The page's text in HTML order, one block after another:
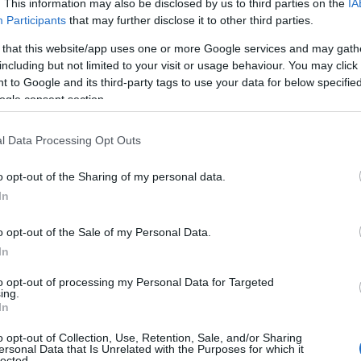
This information may also be disclosed by us to third parties on the
Participants that may further disclose it to other third parties.
that this website/app uses one or more Google services and may
but not limited to your visit or usage behaviour. You may
to Google and its third-party tags to use your data for below
consent section.
Data Processing Opt Outs
opt-out of the Sharing of my personal data.
opt-out of the Sale of my Personal Data.
opt-out of processing my Personal Data for Targeted
opt-out of Collection, Use, Retention, Sale, and/or Sharing
Data that Is Unrelated with the Purposes for which it
για το νέο διοικητικό συμβούλιο
τους έως και την Παρασκευή 19 Ιουνίου
της ομάδας μας κ. Παπαχρήστο Χρήστο
ομάδας μας που είναι οικονομικά
ο χώρος διεξαγωγής των εκλογών
σημαντική για τη διαμόρφωση
ομάδας μας.